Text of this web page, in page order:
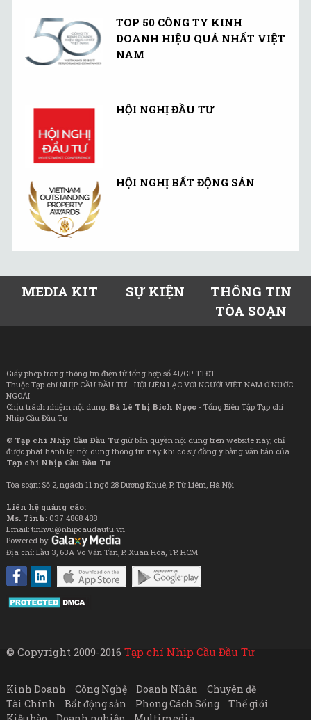
TOP 50 CÔNG TY KINH
DOANH HIỆU QUẢ NHẤT VIỆT
NAM
HỘI NGHỊ ĐẦU TƯ
HỘI NGHỊ BẤT ĐỘNG SẢN
MEDIA KIT SỰ KIỆN
THÔNG TIN
TÒA SOẠN
Giấy phép trang thông tin điện tử tổng hợp số 41/GP-TTĐT
Thuộc Tạp chí NHỊP CẦU ĐẦU TƯ - HỘI LIÊN LẠC VỚI NGƯỜI VIỆT NAM Ở NƯỚC
NGOÀI
Chịu trách nhiệm nội dung: Bà Lê Thị Bích Ngọc - Tổng Biên Tập Tạp chí
Nhịp Cầu Đầu Tư
© Tạp chí Nhịp Cầu Đầu Tưgiữ bản quyền nội dung trên website này; chỉ
được phát hành lại nội dung thông tin này khi có sự đồng ý bằng văn bản của
Tạp chí Nhịp Cầu Đầu Tư
Tòa soạn: Số 2, ngách 11 ngõ 28 Dương Khuê, P. Từ Liêm, Hà Nội
Liên hệ quảng cáo:
Ms. Tình: 037 4868 488
Email: tinhvu@nhipcaudautu.vn
Powered by:
Địa chỉ: Lầu 3, 63A Võ Văn Tần, P. Xuân Hòa, TP. HCM
© Copyright 2009-2016 Tạp chí Nhịp Cầu Đầu Tư
Kinh Doanh Công Nghệ Doanh Nhân
Chuyên đề
Tài Chính
Bất động sản Phong Cách Sống
Thế giới